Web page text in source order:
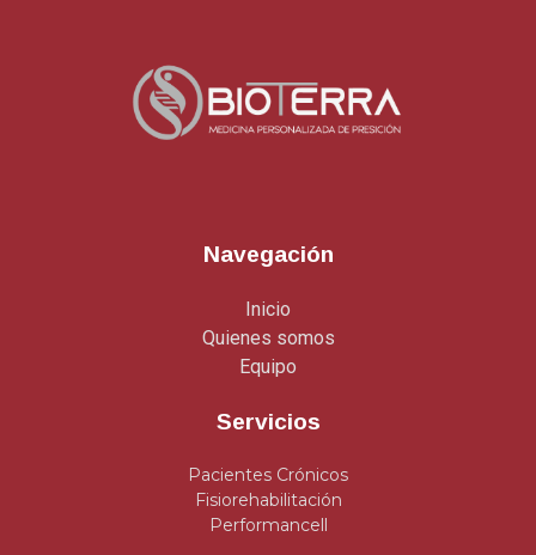
Navegación
Inicio
Quienes somos
Equipo
Servicios
Pacientes Crónicos
Fisiorehabilitación
Performancell